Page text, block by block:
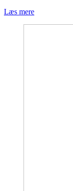
Læs mere